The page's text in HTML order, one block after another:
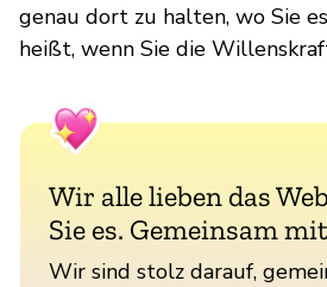
genau dort zu halten, wo Sie
heißt, wenn Sie die
Wir alle lieben das
Sie es. Gemeinsam
Wir sind stolz darauf,